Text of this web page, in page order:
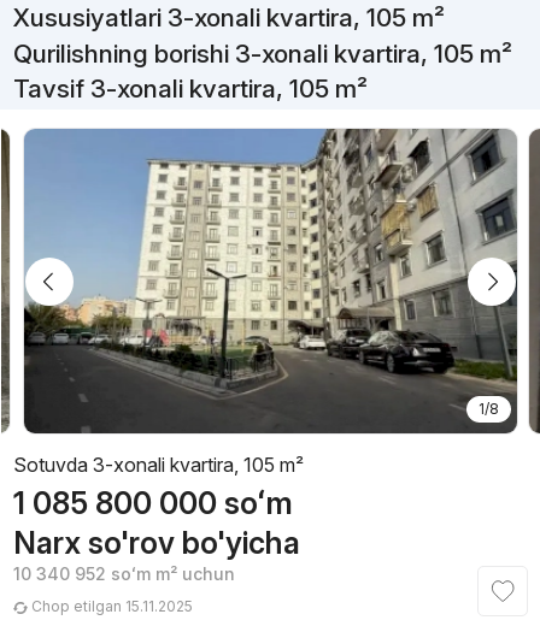
Xususiyatlari 3-xonali kvartira, 105 m²
Qurilishning borishi 3-xonali kvartira, 105 m²
Tavsif 3-xonali kvartira, 105 m²
1/8
Sotuvda 3-xonali kvartira, 105 m²
1 085 800 000 soʻm
Narx so'rov bo'yicha
10 340 952 soʻmm² uchun
Chop etilgan 15.11.2025